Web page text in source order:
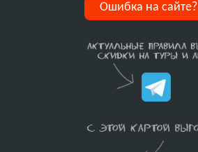
Ошибка на сайте?